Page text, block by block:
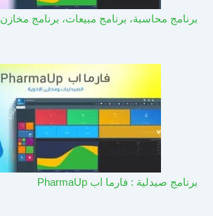
برنامج محاسبة، برنامج مبيعات، برنامج
برنامج صيدلية : فارما اب PharmaUp​